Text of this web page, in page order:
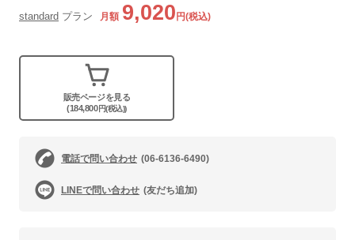
standard プラン 月額 9,020 円(税込)
販売ページを見る
(184,800円(税込))
電話で問い合わせ (06-6136-6490)
LINEで問い合わせ (友だち追加)